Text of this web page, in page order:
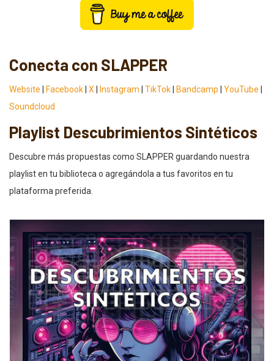
Conecta con SLAPPER
Website Facebook X Instagram TikTok Bandcamp YouTube
Soundcloud
Playlist Descubrimientos Sintéticos
Descubre más propuestas como SLAPPER guardando nuestra
playlist en tu biblioteca o agregándola a tus favoritos en tu
plataforma preferida.